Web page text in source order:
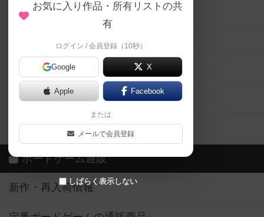
お気に入り作品・所有リストの共
有
ログイン / 会員登録（10秒）
Google X
Apple Facebook
または
メールで会員登録
しばらく表示しない
メカニクス特集
掲示板・トピックス
ボドとも・会員一覧
ボードゲーム業界コラム
ボドゲーマご利用案内
ボードゲーム通販
新作・再入荷情報